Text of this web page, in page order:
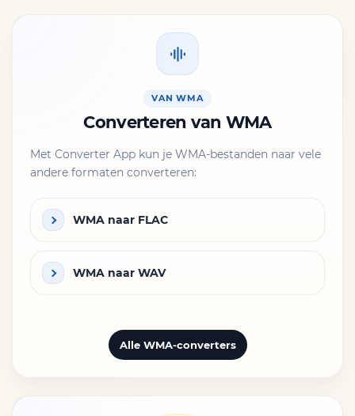
VAN WMA
Converteren van WMA
Met Converter App kun je WMA-bestanden naar vele
andere formaten converteren:
WMA naar FLAC
WMA naar WAV
Alle WMA-converters